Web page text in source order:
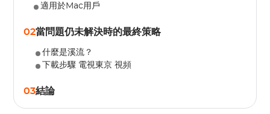
適用於Mac用戶
02當問題仍未解決時的最終策略
什麼是溪流？
下載步驟 電視東京 視頻
03結論